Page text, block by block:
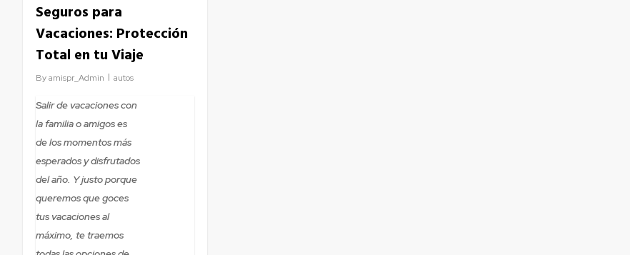
Seguros para
Vacaciones: Protección
Total en tu Viaje
By amispr_Admin autos
Salir de vacaciones con
la familia o amigos es
de los momentos más
esperados y disfrutados
del año. Y justo porque
queremos que goces
tus vacaciones al
máximo, te traemos